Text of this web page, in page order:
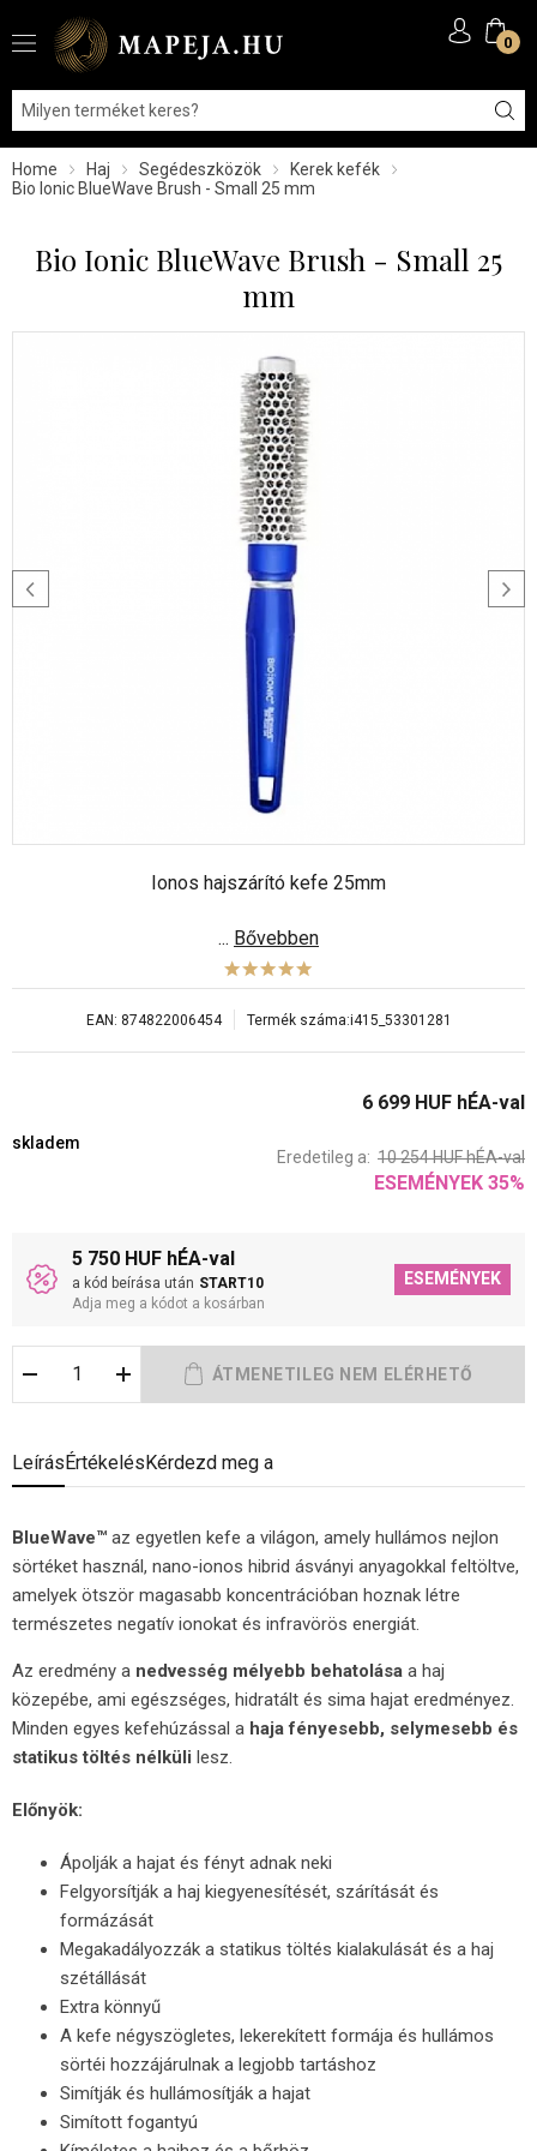
0
Home Haj Segédeszközök
Kerek kefék
Bio Ionic BlueWave Brush - Small 25 mm
Bio Ionic BlueWave Brush - Small 25
mm
Ionos hajszárító kefe 25mm
... Bővebben
EAN: 874822006454 Termék száma:i415_53301281
skladem
6 699 HUF hÉA-val
Eredetileg a: 10 254HUFhÉA-val
ESEMÉNYEK 35%
5 750 HUF hÉA-val
a kód beírása után START10
Adja meg a kódot a kosárban
ESEMÉNYEK
LeírásÉrtékelésKérdezd meg a
BlueWave™ az egyetlen kefe a világon, amely hullámos nejlon
sörtéket használ, nano-ionos hibrid ásványi anyagokkal feltöltve,
amelyek ötször magasabb koncentrációban hoznak létre
természetes negatív ionokat és infravörös energiát.
Az eredmény a nedvesség mélyebb behatolása a haj
közepébe, ami egészséges, hidratált és sima hajat eredményez.
Minden egyes kefehúzással a haja fényesebb, selymesebb és
statikus töltés nélküli lesz.
Előnyök:
Ápolják a hajat és fényt adnak neki
Felgyorsítják a haj kiegyenesítését, szárítását és
formázását
Megakadályozzák a statikus töltés kialakulását és a haj
szétállását
Extra könnyű
A kefe négyszögletes, lekerekített formája és hullámos
sörtéi hozzájárulnak a legjobb tartáshoz
Simítják és hullámosítják a hajat
Simított fogantyú